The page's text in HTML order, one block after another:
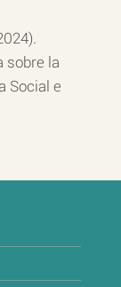
sobre la
Social e